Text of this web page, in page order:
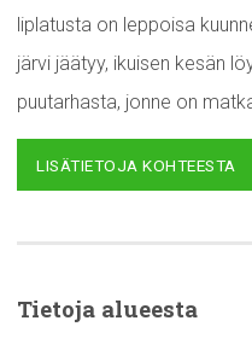
liplatusta on leppoisa
järvi jäätyy, ikuisen kesän
puutarhasta, jonne on
LISÄTIETOJA KOHTEESTA
Tietoja alueesta